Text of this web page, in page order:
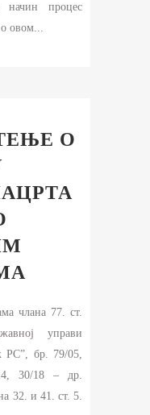
начин процес
о овом...
О
члана 77. ст.
управи
РС”, бр. 79/05,
30/18 – др.
32. и 41. ст. 5.